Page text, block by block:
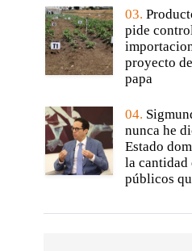
03.
pide
proyecto
papa
04.
nunca he
Estado
la cantidad
públicos